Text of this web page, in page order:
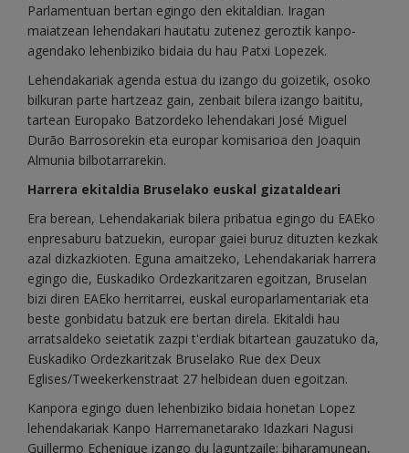
Parlamentuan bertan egingo den ekitaldian. Iragan
maiatzean lehendakari hautatu zutenez geroztik kanpo-
agendako lehenbiziko bidaia du hau Patxi Lopezek.
Lehendakariak agenda estua du izango du goizetik, osoko
bilkuran parte hartzeaz gain, zenbait bilera izango baititu,
tartean Europako Batzordeko lehendakari José Miguel
Durão Barrosorekin eta europar komisarioa den Joaquin
Almunia bilbotarrarekin.
Harrera ekitaldia Bruselako euskal gizataldeari
Era berean, Lehendakariak bilera pribatua egingo du EAEko
enpresaburu batzuekin, europar gaiei buruz dituzten kezkak
azal dizkazkioten. Eguna amaitzeko, Lehendakariak harrera
egingo die, Euskadiko Ordezkaritzaren egoitzan, Bruselan
bizi diren EAEko herritarrei, euskal europarlamentariak eta
beste gonbidatu batzuk ere bertan direla. Ekitaldi hau
arratsaldeko seietatik zazpi t'erdiak bitartean gauzatuko da,
Euskadiko Ordezkaritzak Bruselako Rue dex Deux
Eglises/Tweekerkenstraat 27 helbidean duen egoitzan.
Kanpora egingo duen lehenbiziko bidaia honetan Lopez
lehendakariak Kanpo Harremanetarako Idazkari Nagusi
Guillermo Echenique izango du laguntzaile; biharamunean,